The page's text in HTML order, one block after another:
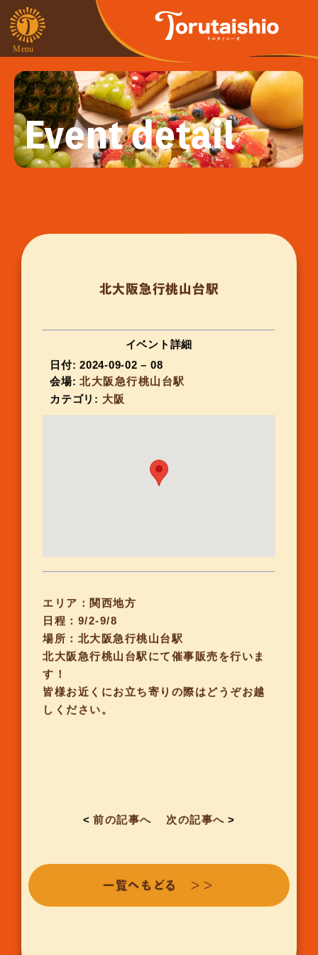
Event detail
北大阪急行桃山台駅
イベント詳細
日付: 2024-09-02 – 08
会場: 北大阪急行桃山台駅
カテゴリ: 大阪
エリア：関西地方
日程：9/2-9/8
場所：北大阪急行桃山台駅
北大阪急行桃山台駅にて催事販売を行いま
す！
皆様お近くにお立ち寄りの際はどうぞお越
しください。
<前の記事へ 次の記事へ >
一覧へもどる ＞＞